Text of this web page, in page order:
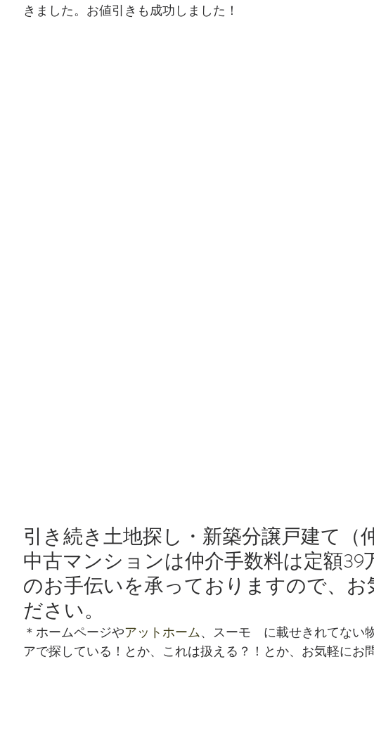
きました。お値引きも成功しました！
引き続き土地探し・新築分譲戸建て（
中古マンションは仲介手数料は定額39
のお手伝いを承っておりますので、お
ださい。
＊ホームページやアットホーム、スーモ　に載せきれてない
アで探している！とか、これは扱える？！とか、お気軽にお